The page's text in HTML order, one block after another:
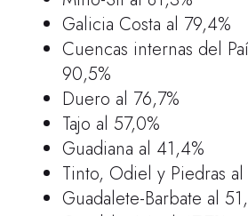
Galicia Costa al 79,4%
Cuencas internas del
90,5%
Duero al 76,7%
Tajo al 57,0%
Guadiana al 41,4%
Tinto, Odiel y Piedras al
Guadalete-Barbate al